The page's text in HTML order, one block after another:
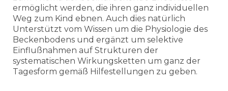
ermöglicht werden, die ihren ganz individuellen
Weg zum Kind ebnen. Auch dies natürlich
Unterstützt vom Wissen um die Physiologie des
Beckenbodens und ergänzt um selektive
Einflußnahmen auf Strukturen der
systematischen Wirkungsketten um ganz der
Tagesform gemäß Hilfestellungen zu geben.